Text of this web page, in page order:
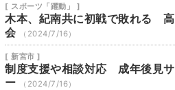
[ スポーツ「躍動」 ]
木本、紀南共に初戦で敗れる
会
（2024/7/16）
[ 新宮市 ]
制度支援や相談対応 成年後見サ
ー
（2024/7/16）